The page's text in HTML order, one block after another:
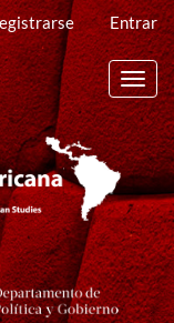
Entrar